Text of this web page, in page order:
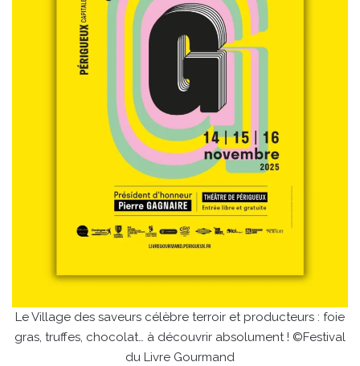
Le Village des saveurs célèbre terroir et producteurs : foie
gras, truffes, chocolat… à découvrir absolument ! ©Festival
du Livre Gourmand